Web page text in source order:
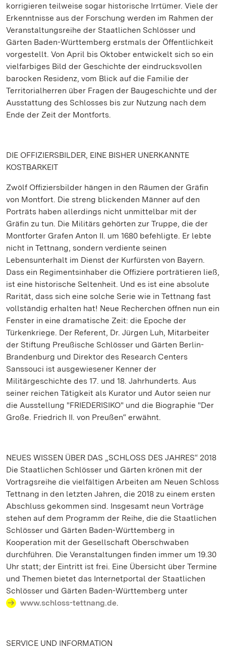
korrigieren teilweise sogar historische Irrtümer. Viele der
Erkenntnisse aus der Forschung werden im Rahmen der
Veranstaltungsreihe der Staatlichen Schlösser und
Gärten Baden-Württemberg erstmals der Öffentlichkeit
vorgestellt. Von April bis Oktober entwickelt sich so ein
vielfarbiges Bild der Geschichte der eindrucksvollen
barocken Residenz, vom Blick auf die Familie der
Territorialherren über Fragen der Baugeschichte und der
Ausstattung des Schlosses bis zur Nutzung nach dem
Ende der Zeit der Montforts.
DIE OFFIZIERSBILDER, EINE BISHER UNERKANNTE
KOSTBARKEIT
Zwölf Offiziersbilder hängen in den Räumen der Gräfin
von Montfort. Die streng blickenden Männer auf den
Porträts haben allerdings nicht unmittelbar mit der
Gräfin zu tun. Die Militärs gehörten zur Truppe, die der
Montforter Grafen Anton II. um 1680 befehligte. Er lebte
nicht in Tettnang, sondern verdiente seinen
Lebensunterhalt im Dienst der Kurfürsten von Bayern.
Dass ein Regimentsinhaber die Offiziere porträtieren ließ,
ist eine historische Seltenheit. Und es ist eine absolute
Rarität, dass sich eine solche Serie wie in Tettnang fast
vollständig erhalten hat! Neue Recherchen öffnen nun ein
Fenster in eine dramatische Zeit: die Epoche der
Türkenkriege. Der Referent, Dr. Jürgen Luh, Mitarbeiter
der Stiftung Preußische Schlösser und Gärten Berlin-
Brandenburg und Direktor des Research Centers
Sanssouci ist ausgewiesener Kenner der
Militärgeschichte des 17. und 18. Jahrhunderts. Aus
seiner reichen Tätigkeit als Kurator und Autor seien nur
die Ausstellung "FRIEDERISIKO" und die Biographie "Der
Große. Friedrich II. von Preußen“ erwähnt.
NEUES WISSEN ÜBER DAS „SCHLOSS DES JAHRES“ 2018
Die Staatlichen Schlösser und Gärten krönen mit der
Vortragsreihe die vielfältigen Arbeiten am Neuen Schloss
Tettnang in den letzten Jahren, die 2018 zu einem ersten
Abschluss gekommen sind. Insgesamt neun Vorträge
stehen auf dem Programm der Reihe, die die Staatlichen
Schlösser und Gärten Baden-Württemberg in
Kooperation mit der Gesellschaft Oberschwaben
durchführen. Die Veranstaltungen finden immer um 19.30
Uhr statt; der Eintritt ist frei. Eine Übersicht über Termine
und Themen bietet das Internetportal der Staatlichen
Schlösser und Gärten Baden-Württemberg unter
www.schloss-tettnang.de.
SERVICE UND INFORMATION